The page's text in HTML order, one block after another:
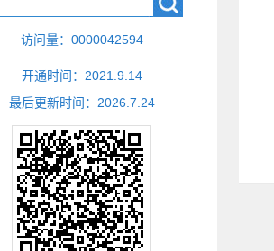
访问量： 0000042594
开通时间： 2021 9 14
最后更新时间： 2026 7 24